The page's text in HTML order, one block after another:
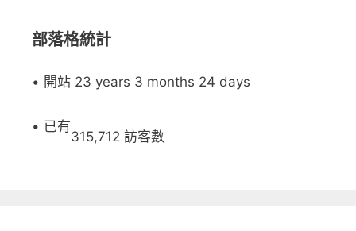
部落格統計
• 開站 23 years 3 months 24 days
• 已有
315,712 訪客數